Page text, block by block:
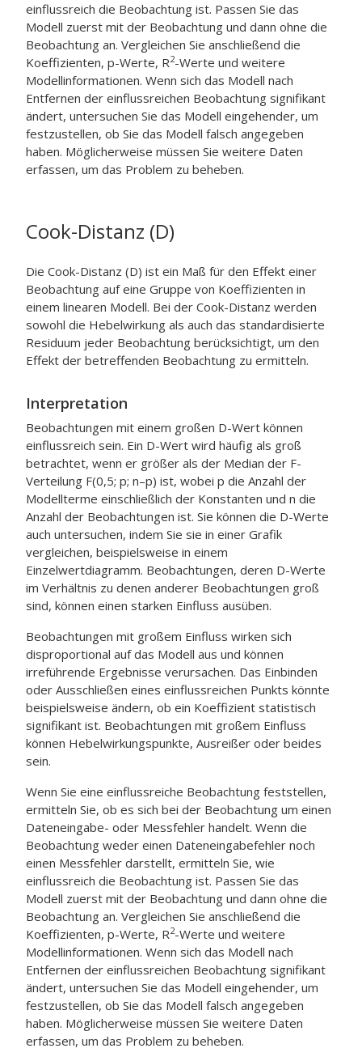
einflussreich die Beobachtung ist. Passen Sie das
Modell zuerst mit der Beobachtung und dann ohne die
Beobachtung an. Vergleichen Sie anschließend die
Koeffizienten, p-Werte, R2-Werte und weitere
Modellinformationen. Wenn sich das Modell nach
Entfernen der einflussreichen Beobachtung signifikant
ändert, untersuchen Sie das Modell eingehender, um
festzustellen, ob Sie das Modell falsch angegeben
haben. Möglicherweise müssen Sie weitere Daten
erfassen, um das Problem zu beheben.
Cook-Distanz (D)
Die Cook-Distanz (D) ist ein Maß für den Effekt einer
Beobachtung auf eine Gruppe von Koeffizienten in
einem linearen Modell. Bei der Cook-Distanz werden
sowohl die Hebelwirkung als auch das standardisierte
Residuum jeder Beobachtung berücksichtigt, um den
Effekt der betreffenden Beobachtung zu ermitteln.
Interpretation
Beobachtungen mit einem großen D-Wert können
einflussreich sein. Ein D-Wert wird häufig als groß
betrachtet, wenn er größer als der Median der F-
Verteilung F(0,5; p; n–p) ist, wobei p die Anzahl der
Modellterme einschließlich der Konstanten und n die
Anzahl der Beobachtungen ist. Sie können die D-Werte
auch untersuchen, indem Sie sie in einer Grafik
vergleichen, beispielsweise in einem
Einzelwertdiagramm. Beobachtungen, deren D-Werte
im Verhältnis zu denen anderer Beobachtungen groß
sind, können einen starken Einfluss ausüben.
Beobachtungen mit großem Einfluss wirken sich
disproportional auf das Modell aus und können
irreführende Ergebnisse verursachen. Das Einbinden
oder Ausschließen eines einflussreichen Punkts könnte
beispielsweise ändern, ob ein Koeffizient statistisch
signifikant ist. Beobachtungen mit großem Einfluss
können Hebelwirkungspunkte, Ausreißer oder beides
sein.
Wenn Sie eine einflussreiche Beobachtung feststellen,
ermitteln Sie, ob es sich bei der Beobachtung um einen
Dateneingabe- oder Messfehler handelt. Wenn die
Beobachtung weder einen Dateneingabefehler noch
einen Messfehler darstellt, ermitteln Sie, wie
einflussreich die Beobachtung ist. Passen Sie das
Modell zuerst mit der Beobachtung und dann ohne die
Beobachtung an. Vergleichen Sie anschließend die
Koeffizienten, p-Werte, R2-Werte und weitere
Modellinformationen. Wenn sich das Modell nach
Entfernen der einflussreichen Beobachtung signifikant
ändert, untersuchen Sie das Modell eingehender, um
festzustellen, ob Sie das Modell falsch angegeben
haben. Möglicherweise müssen Sie weitere Daten
erfassen, um das Problem zu beheben.